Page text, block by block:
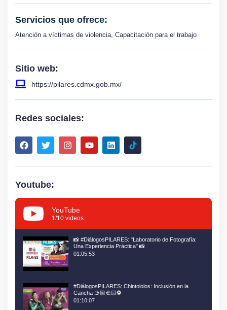
Servicios que ofrece:
Atención a víctimas de violencia, Capacitación para el trabajo
Sitio web:
https://pilares.cdmx.gob.mx/
Redes sociales:
Youtube:
YouTube
1/10 videos
📸 #DiálogosPILARES: "Laboratorio de Fotografía:
Una Experiencia Práctica" 📸
01:05:53
#DiálogosPILARES: Chintololos: Inclusión en la
Cancha 🫱🏼‍🫲🏻⚽
01:10:07